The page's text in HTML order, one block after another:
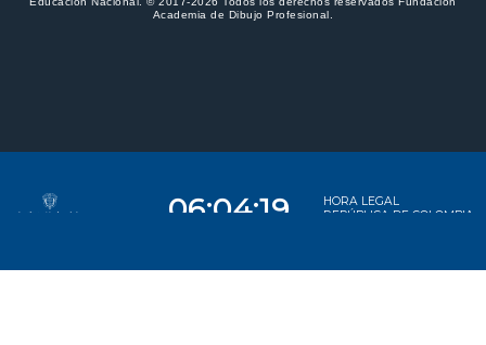
Academia de Dibujo Profesional.